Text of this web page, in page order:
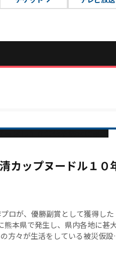
カップヌードル１０
ロが、優勝副賞として獲得した
熊本県で発生し、県内各地に甚
方々が生活をしている被災仮設